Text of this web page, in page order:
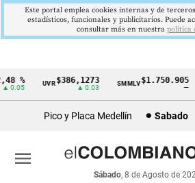
Cintillo
económicos
Colombia
% UVR$386,1273
▲ 0.03
SMMLV$1.750.905
Pico y Placa Medellín Sabado
Sábado, 8 de Agosto de
menu
Este portal emplea cookies internas y de
estadísticos, funcionales y publicitarios. Puede
consultar más en nuestra politica